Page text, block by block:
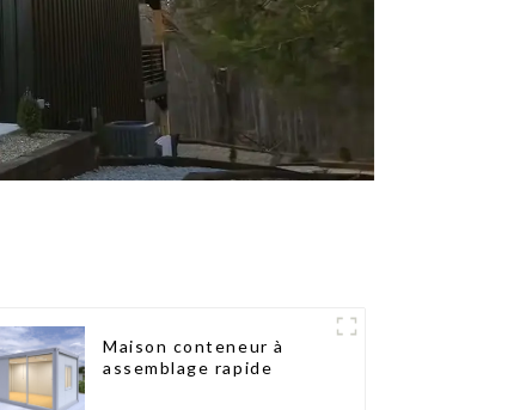
Maison conteneur à
assemblage rapide